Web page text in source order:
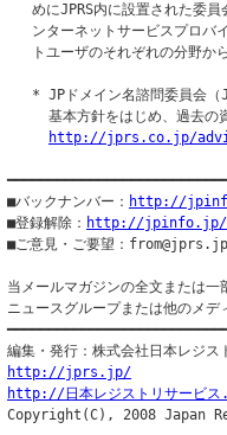
めにJPRS内に設置された委
ンターネットサービスプロバ
トユーザのそれぞれの分野か
* JPドメイン名諮問委員会（
基本方針をはじめ、過去の
http://jprs.co.jp/
■バックナンバー： http://
■登録解除： http://jpinfo.jp/
■ご意見・ご要望：from@jprs.jp
当メールマガジンの全文または
ニュースグループまたは他のメ
http://jprs.jp/
http://日本レジストリサービ